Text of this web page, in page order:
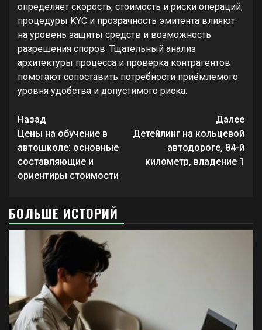
определяет скорость, стоимость и риски операций;
процедуры KYC и прозрачность эмитента влияют
на уровень защиты средств и возможность
разрешения споров. Тщательный анализ
архитектуры процесса и проверка контрагентов
помогают сопоставить потребности приёмлемого
уровня удобства и допустимого риска.
Продолжить
чтение
Назад
Цены на обучение в
автошколе: основные
составляющие и
ориентиры стоимости
Далее
Детейлинг на кольцевой
автодороге, 84-й
километр, владение 1
БОЛЬШЕ ИСТОРИЙ